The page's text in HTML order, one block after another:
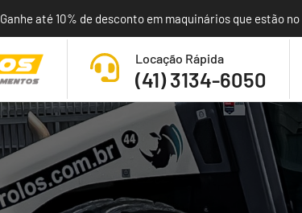
Ganhe até 10% de desconto em maquinários que estão
Locação Rápida
(41) 3134-6050